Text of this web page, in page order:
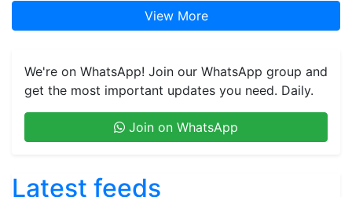
View More
We're on WhatsApp! Join our WhatsApp group and
get the most important updates you need. Daily.
Join on WhatsApp
Latest feeds